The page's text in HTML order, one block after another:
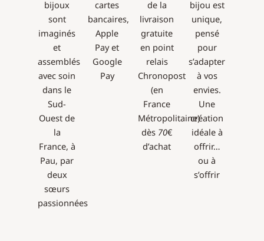
bijoux
sont
imaginés
et
assemblés
avec soin
dans le
Sud-
Ouest de
la
France, à
Pau, par
deux
sœurs
passionnées
cartes
bancaires,
Apple
Pay et
Google
Pay
de la
livraison
gratuite
en point
relais
Chronopost
(en
France
Métropolitaine)
dès 70€
d’achat
bijou est
unique,
pensé
pour
s’adapter
à vos
envies.
Une
création
idéale à
offrir…
ou à
s’offrir